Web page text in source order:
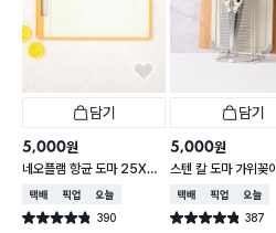
담기
5,000원
네오플램 항균 도마 25X3
6cm
택배배송매장픽업오늘배송
별점 4.8점 390
건 작성
담기
5,000원
스텐 칼 도마 가위꽂이
택배배송매장픽업오늘배송
별점 4.8점 387
건 작성